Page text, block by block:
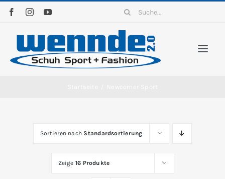
Zum
springen
Suche
Sortieren nach Standardsortierung
Zeige 16 Produkte